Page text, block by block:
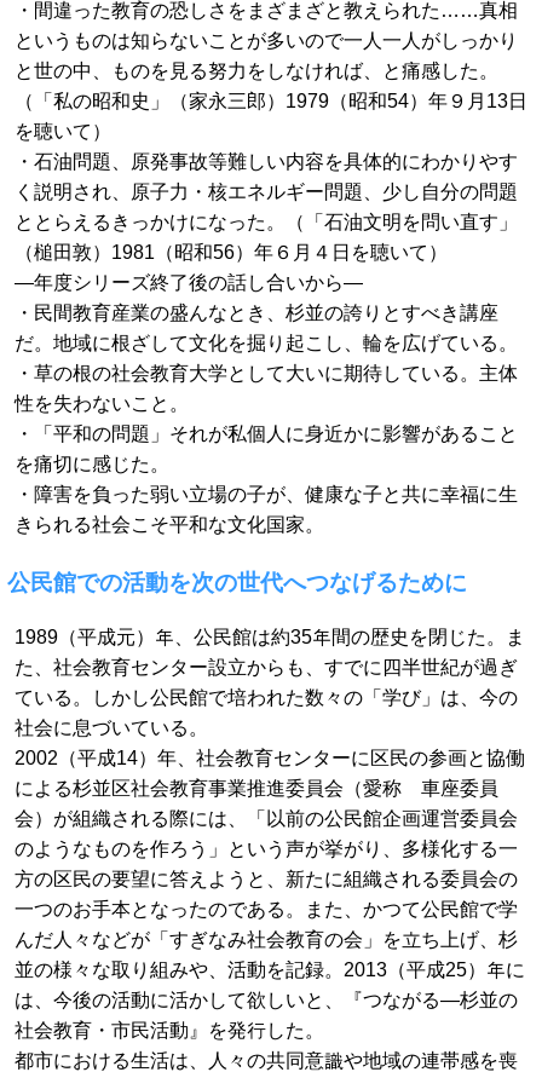
・間違った教育の恐しさをまざまざと教えられた……真相
というものは知らないことが多いので一人一人がしっかり
と世の中、ものを見る努力をしなければ、と痛感した。
（「私の昭和史」（家永三郎）1979（昭和54）年９月13日
を聴いて）
・石油問題、原発事故等難しい内容を具体的にわかりやす
く説明され、原子力・核エネルギー問題、少し自分の問題
ととらえるきっかけになった。（「石油文明を問い直す」
（槌田敦）1981（昭和56）年６月４日を聴いて）
―年度シリーズ終了後の話し合いから―
・民間教育産業の盛んなとき、杉並の誇りとすべき講座
だ。地域に根ざして文化を掘り起こし、輪を広げている。
・草の根の社会教育大学として大いに期待している。主体
性を失わないこと。
・「平和の問題」それが私個人に身近かに影響があること
を痛切に感じた。
・障害を負った弱い立場の子が、健康な子と共に幸福に生
きられる社会こそ平和な文化国家。
公民館での活動を次の世代へつなげるために
1989（平成元）年、公民館は約35年間の歴史を閉じた。ま
た、社会教育センター設立からも、すでに四半世紀が過ぎ
ている。しかし公民館で培われた数々の「学び」は、今の
社会に息づいている。
2002（平成14）年、社会教育センターに区民の参画と協働
による杉並区社会教育事業推進委員会（愛称 車座委員
会）が組織される際には、「以前の公民館企画運営委員会
のようなものを作ろう」という声が挙がり、多様化する一
方の区民の要望に答えようと、新たに組織される委員会の
一つのお手本となったのである。また、かつて公民館で学
んだ人々などが「すぎなみ社会教育の会」を立ち上げ、杉
並の様々な取り組みや、活動を記録。2013（平成25）年に
は、今後の活動に活かして欲しいと、『つながる―杉並の
社会教育・市民活動』を発行した。
都市における生活は、人々の共同意識や地域の連帯感を喪